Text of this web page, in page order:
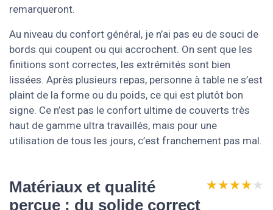
remarqueront.
Au niveau du confort général, je n’ai pas eu de souci de
bords qui coupent ou qui accrochent. On sent que les
finitions sont correctes, les extrémités sont bien
lissées. Après plusieurs repas, personne à table ne s’est
plaint de la forme ou du poids, ce qui est plutôt bon
signe. Ce n’est pas le confort ultime de couverts très
haut de gamme ultra travaillés, mais pour une
utilisation de tous les jours, c’est franchement pas mal.
Matériaux et qualité
perçue : du solide correct
★★★★★
★★★★★